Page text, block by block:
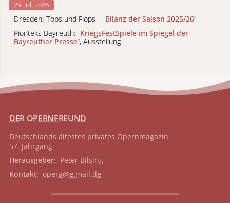
29. Juli 2026
Dresden: Tops und Flops – „Bilanz der Saison 2025/26“
Pionteks Bayreuth: „KriegsFestSpiele im Spiegel der
Bayreuther Presse“, Ausstellung
DER OPERNFREUND
Deutschlands ältestes privates Opernmagazin
57. Jahrgang
Herausgeber: Peter Bilsing
Kontakt: opera@e.mail.de